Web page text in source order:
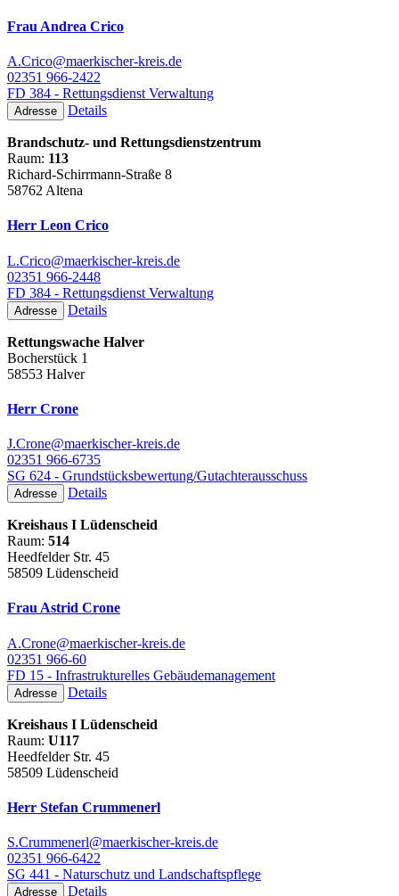
Frau Andrea Crico
A.Crico@maerkischer-kreis.de
02351 966-2422
FD 384 - Rettungsdienst Verwaltung
Adresse Details
Brandschutz- und Rettungsdienstzentrum
Raum: 113
Richard-Schirrmann-Straße 8
58762 Altena
Herr Leon Crico
L.Crico@maerkischer-kreis.de
02351 966-2448
FD 384 - Rettungsdienst Verwaltung
Adresse Details
Rettungswache Halver
Bocherstück 1
58553 Halver
Herr Crone
J.Crone@maerkischer-kreis.de
02351 966-6735
SG 624 - Grundstücksbewertung/Gutachterausschuss
Adresse Details
Kreishaus I Lüdenscheid
Raum: 514
Heedfelder Str. 45
58509 Lüdenscheid
Frau Astrid Crone
A.Crone@maerkischer-kreis.de
02351 966-60
FD 15 - Infrastrukturelles Gebäudemanagement
Adresse Details
Kreishaus I Lüdenscheid
Raum: U117
Heedfelder Str. 45
58509 Lüdenscheid
Herr Stefan Crummenerl
S.Crummenerl@maerkischer-kreis.de
02351 966-6422
SG 441 - Naturschutz und Landschaftspflege
Adresse Details